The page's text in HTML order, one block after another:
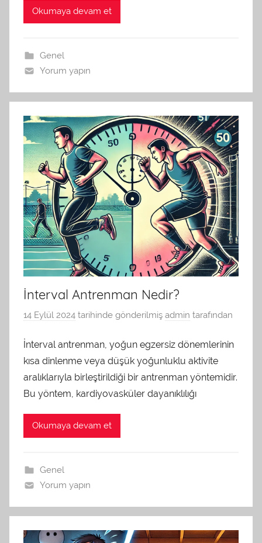
Okumaya devam et
Genel
Yorum yapın
İnterval Antrenman Nedir?
14 Eylül 2024 tarihinde gönderilmiş admin tarafından
İnterval antrenman, yoğun egzersiz dönemlerinin
kısa dinlenme veya düşük yoğunluklu aktivite
aralıklarıyla birleştirildiği bir antrenman yöntemidir.
Bu yöntem, kardiyovasküler dayanıklılığı
Okumaya devam et
Genel
Yorum yapın